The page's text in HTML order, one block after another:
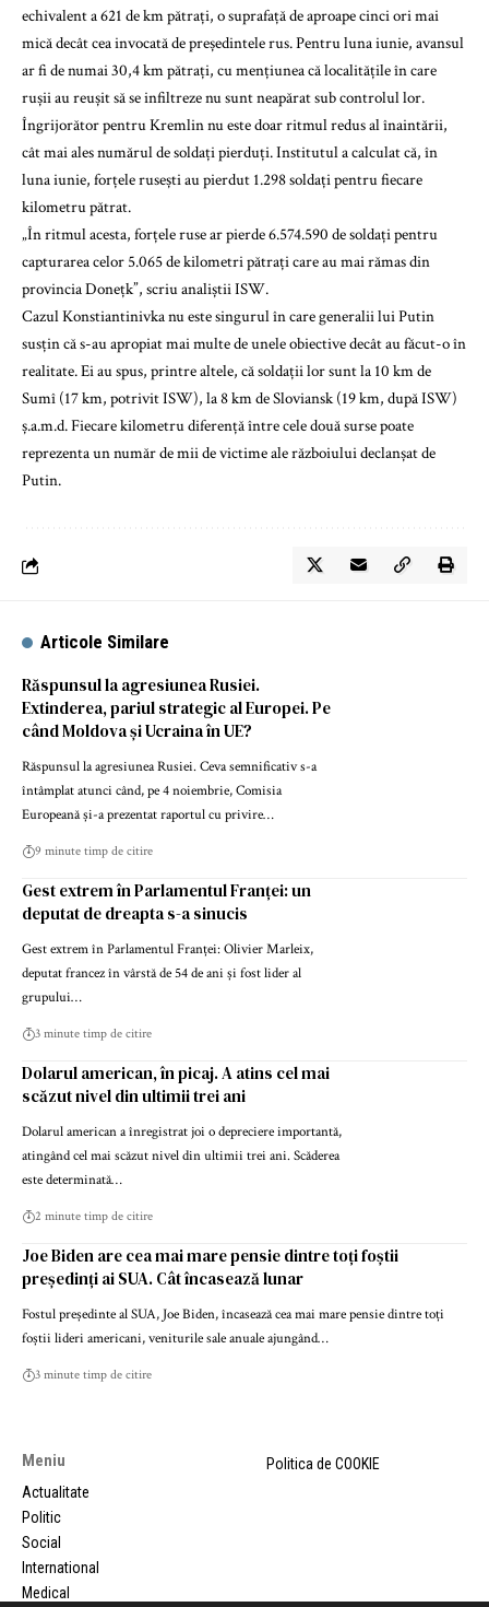
echivalent a 621 de km pătrați, o suprafață de aproape cinci ori mai
mică decât cea invocată de președintele rus. Pentru luna iunie, avansul
ar fi de numai 30,4 km pătrați, cu mențiunea că localitățile în care
rușii au reușit să se infiltreze nu sunt neapărat sub controlul lor.
Îngrijorător pentru Kremlin nu este doar ritmul redus al înaintării,
cât mai ales numărul de soldați pierduți. Institutul a calculat că, în
luna iunie, forțele rusești au pierdut 1.298 soldați pentru fiecare
kilometru pătrat.
„În ritmul acesta, forțele ruse ar pierde 6.574.590 de soldați pentru
capturarea celor 5.065 de kilometri pătrați care au mai rămas din
provincia Donețk”, scriu analiștii ISW.
Cazul Konstiantinivka nu este singurul în care generalii lui Putin
susțin că s-au apropiat mai multe de unele obiective decât au făcut-o în
realitate. Ei au spus, printre altele, că soldații lor sunt la 10 km de
Sumî (17 km, potrivit ISW), la 8 km de Sloviansk (19 km, după ISW)
ș.a.m.d. Fiecare kilometru diferență între cele două surse poate
reprezenta un număr de mii de victime ale războiului declanșat de
Putin.
Articole Similare
Răspunsul la agresiunea Rusiei.
Extinderea, pariul strategic al Europei. Pe
când Moldova și Ucraina în UE?
Răspunsul la agresiunea Rusiei. Ceva semnificativ s-a
întâmplat atunci când, pe 4 noiembrie, Comisia
Europeană și-a prezentat raportul cu privire…
9 minute timp de citire
Gest extrem în Parlamentul Franței: un
deputat de dreapta s-a sinucis
Gest extrem în Parlamentul Franței: Olivier Marleix,
deputat francez în vârstă de 54 de ani și fost lider al
grupului…
3 minute timp de citire
Dolarul american, în picaj. A atins cel mai
scăzut nivel din ultimii trei ani
Dolarul american a înregistrat joi o depreciere importantă,
atingând cel mai scăzut nivel din ultimii trei ani. Scăderea
este determinată…
2 minute timp de citire
Joe Biden are cea mai mare pensie dintre toți foștii
președinți ai SUA. Cât încasează lunar
Fostul președinte al SUA, Joe Biden, încasează cea mai mare pensie dintre toți
foștii lideri americani, veniturile sale anuale ajungând…
3 minute timp de citire
Meniu
Actualitate
Politic
Social
International
Medical
Politica de COOKIE